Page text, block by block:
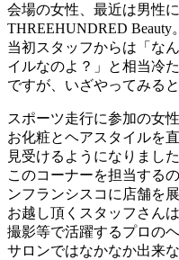
会場の女性、最近は男性
THREEHUNDRED Beauty。
当初スタッフからは「な
イルなのよ？」と相当冷
ですが、いざやってみる
スポーツ走行に参加の女
お化粧とヘアスタイルを
見受けるようになりました
このコーナーを担当する
ンフランシスコに店舗を
お越し頂くスタッフさん
撮影等で活躍するプロの
サロンではなかなか出来